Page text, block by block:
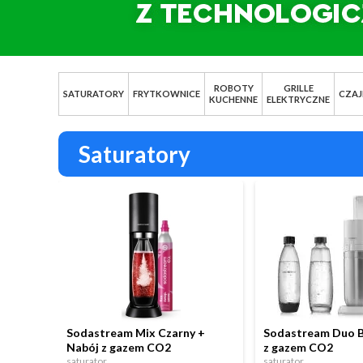
SATURATORY FRYTKOWNICE
ROBOTY
KUCHENNE
GRILLE
ELEKTRYCZNE
Saturatory
Sodastream Mix Czarny +
Nabój z gazem CO2
Sodastream Duo
z gazem CO2